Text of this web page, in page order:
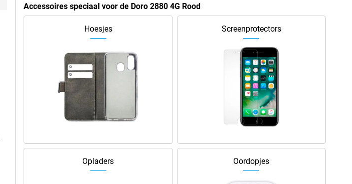
Accessoires speciaal voor de Doro 2880 4G Rood
Hoesjes Screenprotectors
Opladers Oordopjes